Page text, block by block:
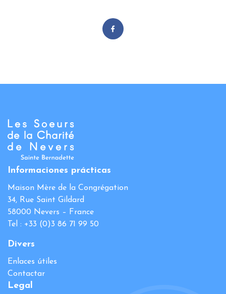
Informaciones prácticas
Maison Mère de la Congrégation
34, Rue Saint Gildard
58000 Nevers – France
Tel : +33 (0)3 86 71 99 50
Divers
Enlaces útiles
Contactar
Legal